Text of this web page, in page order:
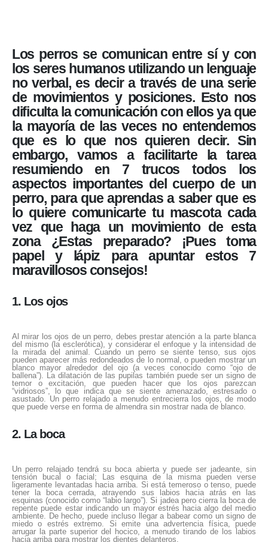
Los perros se comunican entre sí y con
los seres humanos utilizando un lenguaje
no verbal, es decir a través de una serie
de movimientos y posiciones. Esto nos
dificulta la comunicación con ellos ya que
la mayoría de las veces no entendemos
que es lo que nos quieren decir. Sin
embargo, vamos a facilitarte la tarea
resumiendo en 7 trucos todos los
aspectos importantes del cuerpo de un
perro, para que aprendas a saber que es
lo quiere comunicarte tu mascota cada
vez que haga un movimiento de esta
zona ¿Estas preparado? ¡Pues toma
papel y lápiz para apuntar estos 7
maravillosos consejos!
1. Los ojos
Al mirar los ojos de un perro, debes prestar atención a la parte blanca
del mismo (la esclerótica), y considerar el enfoque y la intensidad de
la mirada del animal. Cuando un perro se siente tenso, sus ojos
pueden aparecer más redondeados de lo normal, o pueden mostrar un
blanco mayor alrededor del ojo (a veces conocido como “ojo de
ballena”). La dilatación de las pupilas también puede ser un signo de
temor o excitación, que pueden hacer que los ojos parezcan
“vidriosos”, lo que indica que se siente amenazado, estresado o
asustado. Un perro relajado a menudo entrecierra los ojos, de modo
que puede verse en forma de almendra sin mostrar nada de blanco.
2. La boca
Un perro relajado tendrá su boca abierta y puede ser jadeante, sin
tensión bucal o facial; Las esquina de la misma pueden verse
ligeramente levantadas hacia arriba. Si está temeroso o tenso, puede
tener la boca cerrada, atrayendo sus labios hacia atrás en las
esquinas (conocido como “labio largo”). Si jadea pero cierra la boca de
repente puede estar indicando un mayor estrés hacia algo del medio
ambiente. De hecho, puede incluso llegar a babear como un signo de
miedo o estrés extremo. Si emite una advertencia física, puede
arrugar la parte superior del hocico, a menudo tirando de los labios
hacia arriba para mostrar los dientes delanteros.